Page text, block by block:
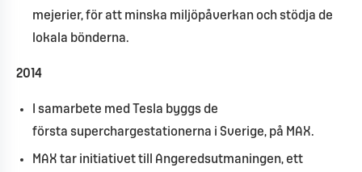
mejerier, för att minska miljöpåverkan och stödja de
lokala bönderna.
2014
I samarbete med Tesla byggs de
första superchargestationerna i Sverige, på MAX.
MAX tar initiativet till Angeredsutmaningen, ett